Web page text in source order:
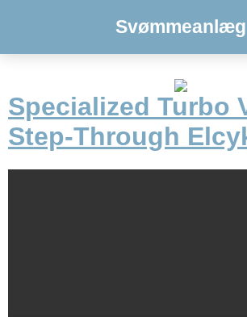
Svømmeanlæg
Specialized Turbo
Step-Through